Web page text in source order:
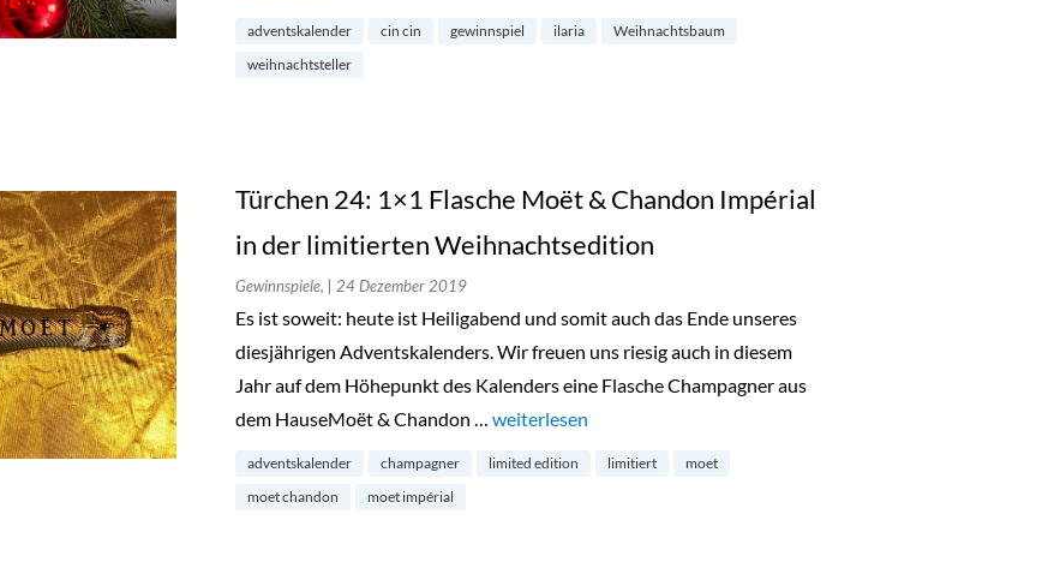
adventskalender cin cin gewinnspiel ilaria
Weihnachtsbaum
weihnachtsteller
Türchen 24: 1×1 Flasche Moët & Chandon Impérial
in der limitierten Weihnachtsedition
Gewinnspiele, | 24 Dezember 2019
Es ist soweit: heute ist Heiligabend und somit auch das Ende unseres
diesjährigen Adventskalenders. Wir freuen uns riesig auch in diesem
Jahr auf dem Höhepunkt des Kalenders eine Flasche Champagner aus
dem HauseMoët & Chandon … „Türchen 24: 1×1 Flasche Moët & Chandon Impérial in der
weiterlesen
adventskalender champagner limited edition limitiert
moet
moet chandon
moet impérial